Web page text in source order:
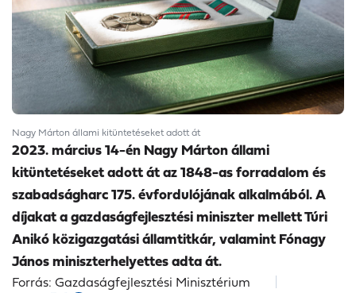
Nagy Márton állami kitüntetéseket adott át
2023. március 14-én Nagy Márton állami
kitüntetéseket adott át az 1848-as forradalom és
szabadságharc 175. évfordulójának alkalmából. A
díjakat a gazdaságfejlesztési miniszter mellett Túri
Anikó közigazgatási államtitkár, valamint Fónagy
János miniszterhelyettes adta át.
Forrás: Gazdaságfejlesztési Minisztérium